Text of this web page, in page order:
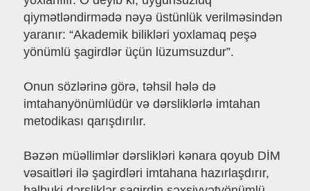
qiymətləndirmədə nəyə üstünlük verilməsindən
yaranır: “Akademik bilikləri yoxlamaq peşə
yönümlü şagirdlər üçün lüzumsuzdur”.
Onun sözlərinə görə, təhsil hələ də
imtahanyönümlüdür və dərsliklərlə imtahan
metodikası qarışdırılır.
Bəzən müəllimlər dərslikləri kənara qoyub DİM
vəsaitləri ilə şagirdləri imtahana hazırlaşdırır,